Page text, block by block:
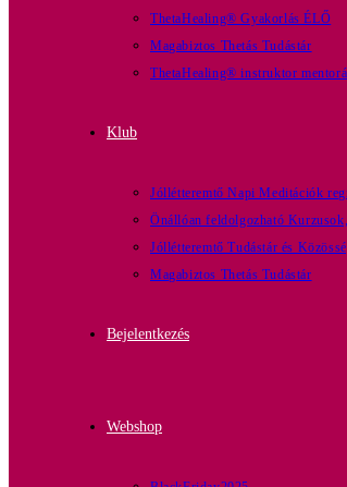
ThetaHealing® Gyakorlás ÉLŐ
Magabiztos Thetás Tudástár
ThetaHealing® instruktor
Klub
Jóllétteremtő Napi Meditációk
Önállóan feldolgozható
Jóllétteremtő Tudástár és
Magabiztos Thetás Tudástár
Bejelentkezés
Webshop